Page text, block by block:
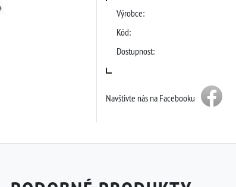
Výrobce:
Kód:
Dostupnost:
Navštivte nás na Facebooku